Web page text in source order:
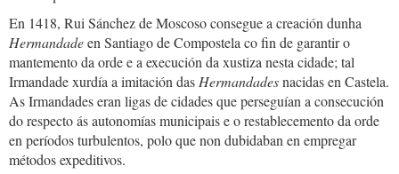
En 1418, Rui Sánchez de Moscoso consegue a creación dunha
Hermandadeen Santiago de Compostela co fin de garantir o
mantemento da orde e a execución da xustiza nesta cidade; tal
Irmandade xurdía a imitación das Hermandadesnacidas en Castela.
As Irmandades eran ligas de cidades que perseguían a consecución
do respecto ás autonomías municipais e o restablecemento da orde
en períodos turbulentos, polo que non dubidaban en empregar
métodos expeditivos.